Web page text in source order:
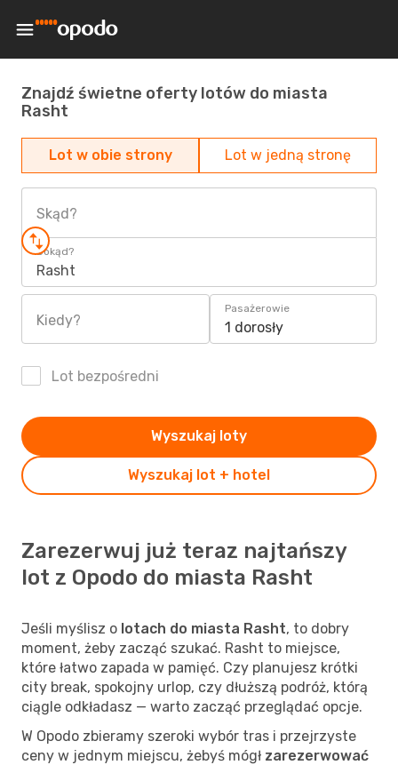
Znajdź świetne oferty lotów do miasta
Rasht
Lot w obie strony Lot w jedną stronę
Skąd?
Dokąd?
Rasht
Kiedy?
Pasażerowie
1 dorosły
Lot bezpośredni
Wyszukaj lot + hotel
Wyszukaj loty
Zarezerwuj już teraz najtańszy
lot z Opodo do miasta Rasht
Jeśli myślisz o lotach do miasta Rasht, to dobry
moment, żeby zacząć szukać. Rasht to miejsce,
które łatwo zapada w pamięć. Czy planujesz krótki
city break, spokojny urlop, czy dłuższą podróż, którą
ciągle odkładasz — warto zacząć przeglądać opcje.
W Opodo zbieramy szeroki wybór tras i przejrzyste
ceny w jednym miejscu, żebyś mógł zarezerwować